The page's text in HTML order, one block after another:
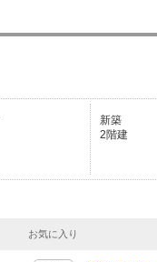
新築
2階建
お気に入り